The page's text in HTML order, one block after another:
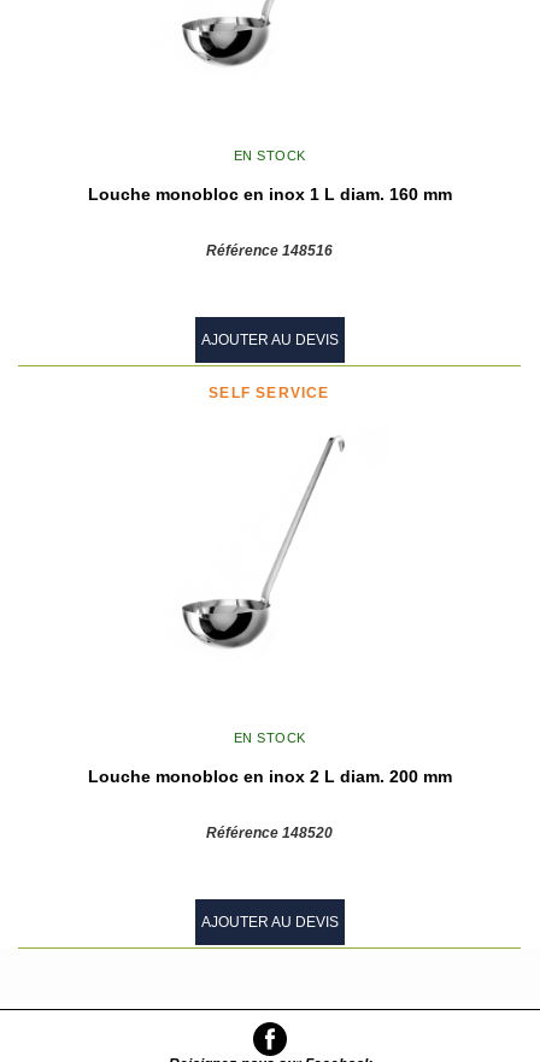
EN STOCK
Louche monobloc en inox 1 L diam. 160 mm
Référence 148516
AJOUTER AU DEVIS
SELF SERVICE
EN STOCK
Louche monobloc en inox 2 L diam. 200 mm
Référence 148520
AJOUTER AU DEVIS